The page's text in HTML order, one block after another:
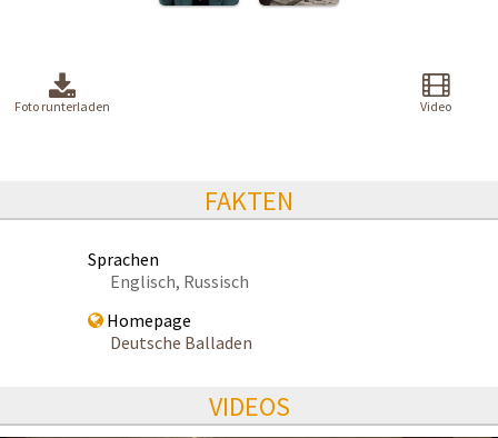
Foto runterladen Video
FAKTEN
Sprachen
Englisch, Russisch
Homepage
Deutsche Balladen
VIDEOS